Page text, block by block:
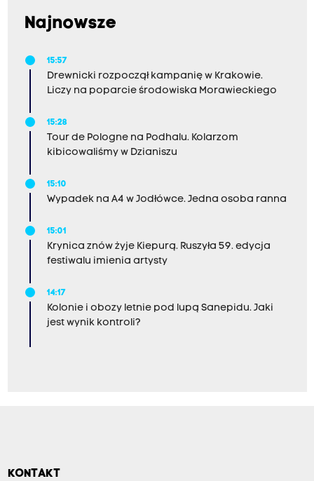
Najnowsze
15:57
Drewnicki rozpoczął kampanię w Krakowie.
Liczy na poparcie środowiska Morawieckiego
15:28
Tour de Pologne na Podhalu. Kolarzom
kibicowaliśmy w Dzianiszu
15:10
Wypadek na A4 w Jodłówce. Jedna osoba ranna
15:01
Krynica znów żyje Kiepurą. Ruszyła 59. edycja
festiwalu imienia artysty
14:17
Kolonie i obozy letnie pod lupą Sanepidu. Jaki
jest wynik kontroli?
KONTAKT